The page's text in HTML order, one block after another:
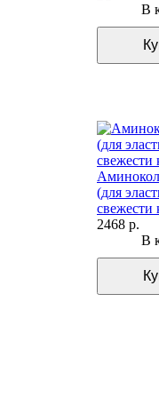
В
(для
свежести
2468 р.
В